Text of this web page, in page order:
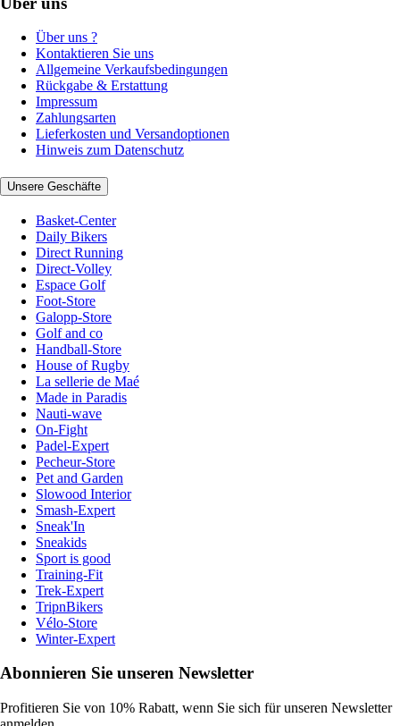
Über uns ?
Kontaktieren Sie uns
Allgemeine Verkaufsbedingungen
Rückgabe & Erstattung
Impressum
Zahlungsarten
Lieferkosten und Versandoptionen
Hinweis zum Datenschutz
Unsere Geschäfte
Basket-Center
Daily Bikers
Direct Running
Direct-Volley
Espace Golf
Foot-Store
Galopp-Store
Golf and co
Handball-Store
House of Rugby
La sellerie de Maé
Made in Paradis
Nauti-wave
On-Fight
Padel-Expert
Pecheur-Store
Pet and Garden
Slowood Interior
Smash-Expert
Sneak'In
Sneakids
Sport is good
Training-Fit
Trek-Expert
TripnBikers
Vélo-Store
Winter-Expert
Abonnieren Sie unseren Newsletter
Profitieren Sie von 10% Rabatt, wenn Sie sich für unseren Newsletter